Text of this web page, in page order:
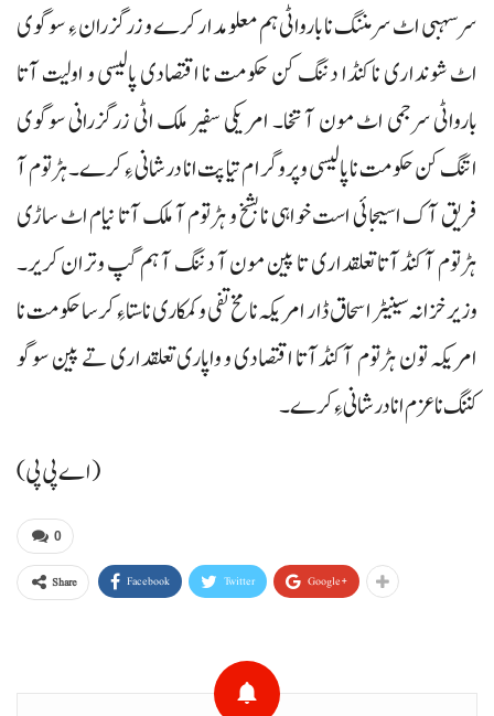
سرسہبی اٹ سرمننگ نا بارواٹی ہم معلومدار کرے و زرگزران ءِ سوگوی
اٹ شونداری نا کنڈا دننگ کن حکومت نا اقتصادی پالیسی و اولیت آتا
بارواٹی سرجمی اٹ مون آ تخا۔ امریکی سفیر ملک اٹی زرگزرانی سوگوی
اتنگ کن حکومت نا پالیسی و پروگرام تیا پت انا درشانی ءِ کرے۔ ہڑتوم آ
فریق آک اسیجائی است خواہی نا بشخ و ہڑتوم آ ملک آتا نیام اٹ ساڑی
ہڑتوم آ کنڈآتا تعلقداری تا پین مون آ دننگ آ ہم گپ وتران کریر۔
وزیرخزانہ سینیٹر اسحاق ڈار امریکہ نا مخ تفی و کمکاری نا ستاءِ کرسا حکومت نا
امریکہ تون ہڑتوم آ کنڈآتا اقتصادی و واپاری تعلقداری تے پین سوگو
کننگ نا عزم انا درشانی ءِ کرے۔
(اے پی پی)
0
Share Facebook Twitter Google+